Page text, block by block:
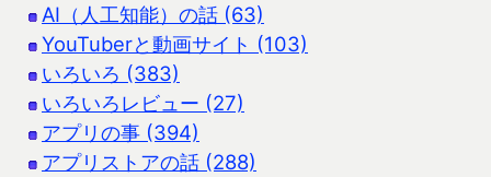
AI（人工知能）の話 (63)
YouTuberと動画サイト (103)
いろいろ (383)
いろいろレビュー (27)
アプリの事 (394)
アプリストアの話 (288)